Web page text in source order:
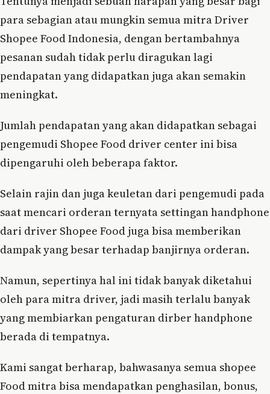
para sebagian atau mungkin semua mitra Driver
Shopee Food Indonesia, dengan bertambahnya
pesanan sudah tidak perlu diragukan lagi
pendapatan yang didapatkan juga akan semakin
meningkat.
Jumlah pendapatan yang akan didapatkan sebagai
pengemudi Shopee Food driver center ini bisa
dipengaruhi oleh beberapa faktor.
Selain rajin dan juga keuletan dari pengemudi pada
saat mencari orderan ternyata settingan handphone
dari driver Shopee Food juga bisa memberikan
dampak yang besar terhadap banjirnya orderan.
Namun, sepertinya hal ini tidak banyak diketahui
oleh para mitra driver, jadi masih terlalu banyak
yang membiarkan pengaturan dirber handphone
berada di tempatnya.
Kami sangat berharap, bahwasanya semua shopee
Food mitra bisa mendapatkan penghasilan, bonus,